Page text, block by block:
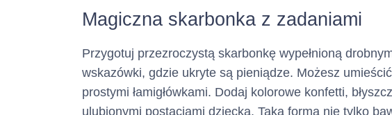
Pośrednik kredytowy
Magiczna skarbonka z zadaniami
Przygotuj przezroczystą skarbonkę wypełnioną
wskazówki, gdzie ukryte są pieniądze. Możesz
prostymi łamigłówkami. Dodaj kolorowe konfetti,
ulubionymi postaciami dziecka. Taka forma nie tylko